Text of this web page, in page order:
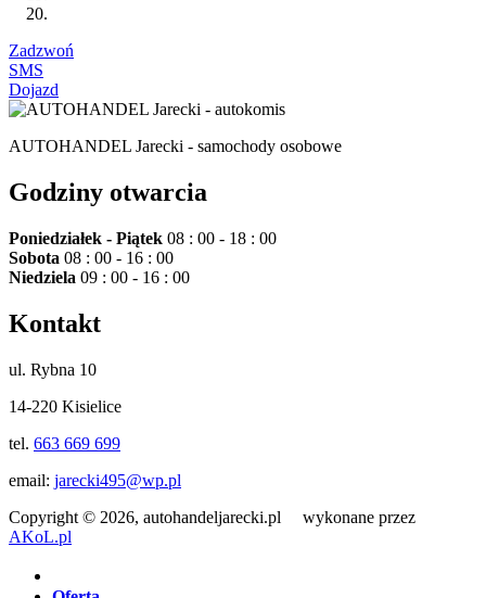
Zadzwoń
SMS
Dojazd
AUTOHANDEL Jarecki - samochody osobowe
Godziny otwarcia
Poniedziałek - Piątek 08 : 00 - 18 : 00
Sobota 08 : 00 - 16 : 00
Niedziela 09 : 00 - 16 : 00
Kontakt
ul. Rybna 10
14-220 Kisielice
tel. 663 669 699
email: jarecki495@wp.pl
Copyright © 2026, autohandeljarecki.pl wykonane przez
AKoL.pl